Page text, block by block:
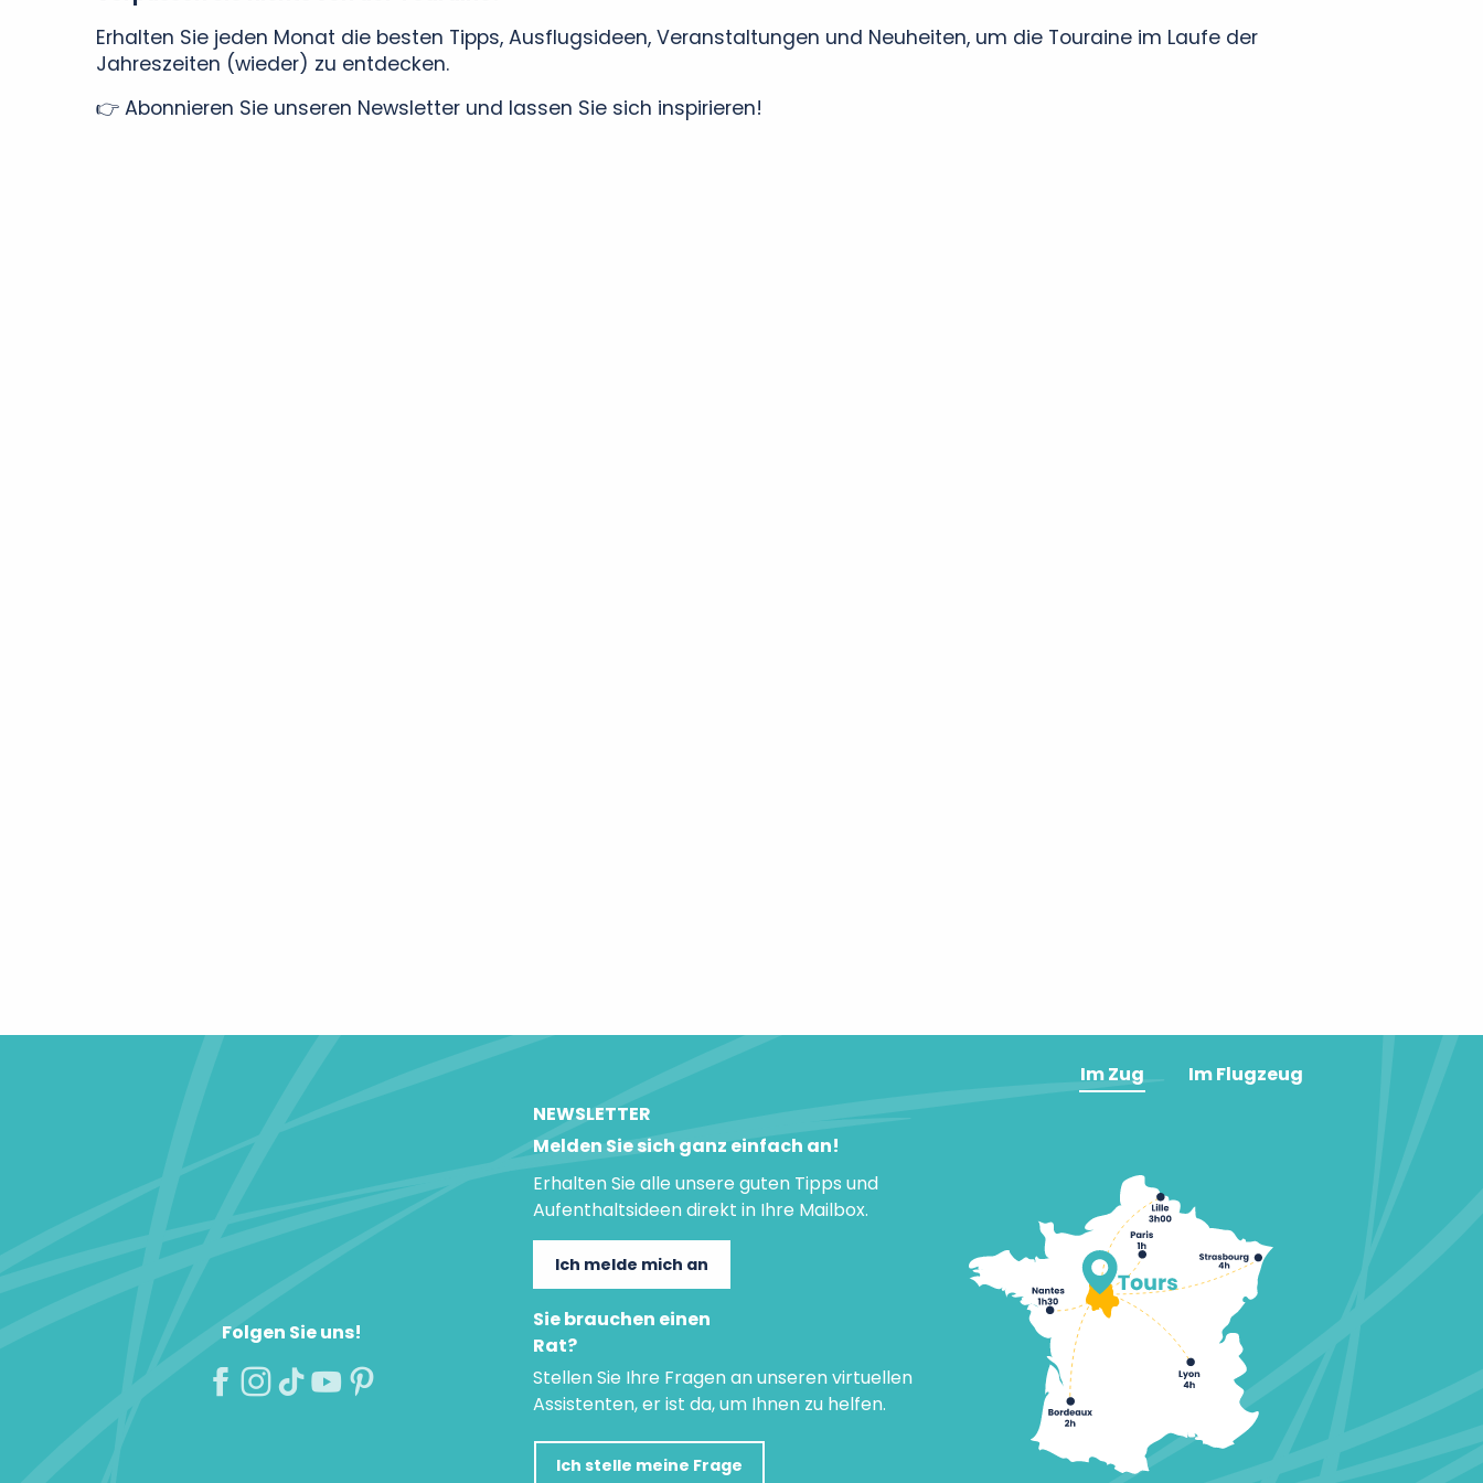
Erhalten Sie jeden Monat die besten Tipps, Ausflugsideen, Veranstaltungen und Neuheiten, um die Touraine im Laufe der
Jahreszeiten (wieder) zu entdecken.
👉 Abonnieren Sie unseren Newsletter und lassen Sie sich inspirieren!
Folgen Sie uns!
NEWSLETTER
Melden Sie sich ganz einfach an!
Erhalten Sie alle unsere guten Tipps und
Aufenthaltsideen direkt in Ihre Mailbox.
Ich melde mich an
Sie brauchen einen
Rat?
Stellen Sie Ihre Fragen an unseren virtuellen
Assistenten, er ist da, um Ihnen zu helfen.
Ich stelle meine Frage
Im Zug Im Flugzeug